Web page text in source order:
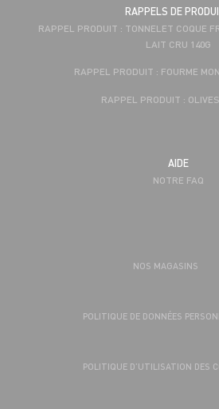
RAPPELS DE
RAPPEL PRODUIT : TONNELET COQUE
LAIT CRU 140G
RAPPEL PRODUIT : FOURME
RAPPEL PRODUIT :
AIDE
NOTRE FAQ
NOS MAGASINS
POLITIQUE DE DONNÉES
POLITIQUE D’UTILISATION DES